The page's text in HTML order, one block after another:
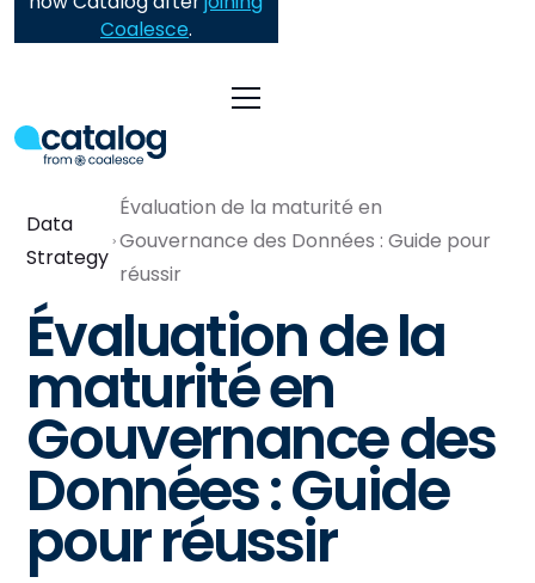
Coalesce.
Data
Strategy
Évaluation de la maturité en
Gouvernance des Données : Guide pour
réussir
Évaluation de la
maturité en
Gouvernance des
Données : Guide
pour réussir